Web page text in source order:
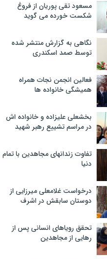
مسعود تقی پوریان از فروغ
شکست خورده می گوید
نگاهی به گزارش منتشر شده
توسط صمد اسکندری
فعالین انجمن نجات همراه
همیشگی خانواده ها
بخشعلی علیزاده و خانواده اش
در مراسم تشییع رهبر شهید
تفاوت زندانهای مجاهدین با تمام
دنیا
درخواست غلامعلی میرزایی از
دوستان سابقش در اشرف
تحقق رویاهای انسانی پس از
رهایی از مجاهدین